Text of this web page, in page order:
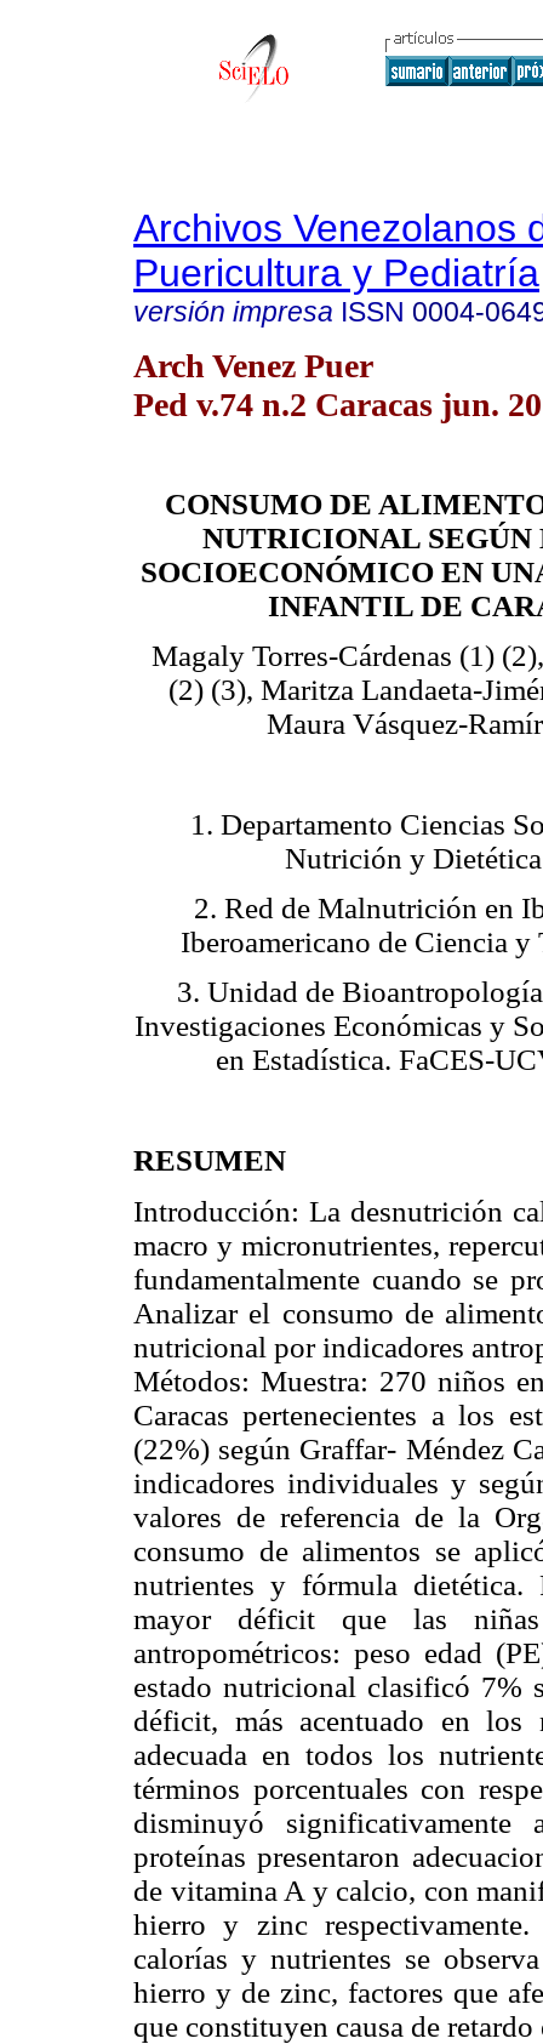
Archivos Venezolanos
Puericultura y Pediatría
versión impresa ISSN 0004-
Arch Venez Puer
Ped v.74 n.2 Caracas jun.
CONSUMO DE
NUTRICIONAL SEGÚN
SOCIOECONÓMICO EN
INFANTIL DE
Magaly Torres-Cárdenas (1)
(2) (3), Maritza Landaeta-
Maura Vásquez-
1. Departamento Ciencias
Nutrición y
2. Red de Malnutrición en
Iberoamericano de Ciencia y
3. Unidad de
Investigaciones Económicas y
en Estadística. FaCES-
RESUMEN
Introducción: La desnutrición
macro y micronutrientes,
fundamentalmente cuando se
Analizar el consumo de
nutricional por indicadores
Métodos: Muestra: 270 niños
Caracas pertenecientes a los
(22%) según Graffar- Méndez
indicadores individuales y
valores de referencia de la
consumo de alimentos se
nutrientes y fórmula dietética.
mayor déficit que las
antropométricos: peso edad
estado nutricional clasificó 7%
déficit, más acentuado en los
adecuada en todos los
términos porcentuales con
disminuyó
proteínas presentaron
de vitamina A y calcio, con
hierro y zinc
calorías y nutrientes se
hierro y de zinc, factores que
que constituyen causa de